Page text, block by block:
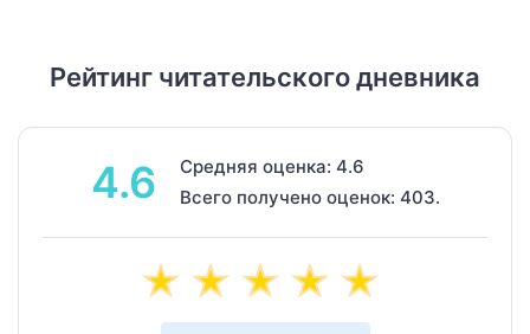
Рейтинг читательского дневника
4.6
Средняя оценка: 4.6
Всего получено оценок: 403.